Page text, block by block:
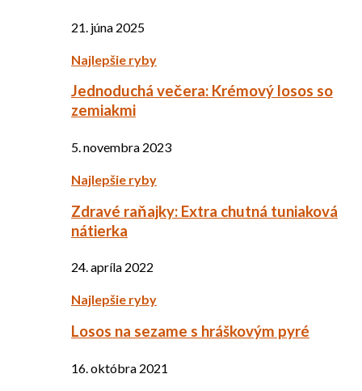
21. júna 2025
Najlepšie ryby
Jednoduchá večera: Krémový losos so
zemiakmi
5. novembra 2023
Najlepšie ryby
Zdravé raňajky: Extra chutná tuniaková
nátierka
24. apríla 2022
Najlepšie ryby
Losos na sezame s hráškovým pyré
16. októbra 2021